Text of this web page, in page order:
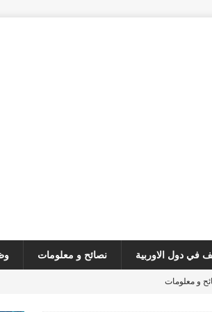
في دول الاوربية نصائح و معلومات
و معلومات